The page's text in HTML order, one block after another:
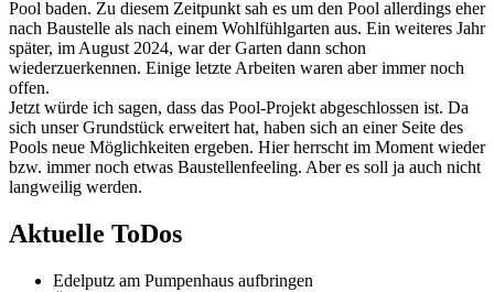
Pool baden. Zu diesem Zeitpunkt sah es um den Pool allerdings eher
nach Baustelle als nach einem Wohlfühlgarten aus. Ein weiteres Jahr
später, im August 2024, war der Garten dann schon
wiederzuerkennen. Einige letzte Arbeiten waren aber immer noch
offen.
Jetzt würde ich sagen, dass das Pool-Projekt abgeschlossen ist. Da
sich unser Grundstück erweitert hat, haben sich an einer Seite des
Pools neue Möglichkeiten ergeben. Hier herrscht im Moment wieder
bzw. immer noch etwas Baustellenfeeling. Aber es soll ja auch nicht
langweilig werden.
Aktuelle ToDos
Edelputz am Pumpenhaus aufbringen